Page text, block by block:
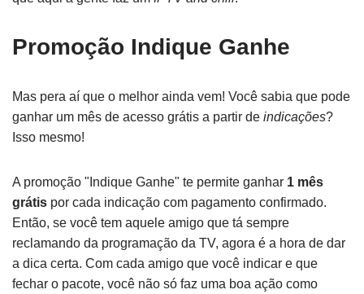
Promoção Indique Ganhe
Mas pera aí que o melhor ainda vem! Você sabia que pode
ganhar um mês de acesso grátis a partir de indicações?
Isso mesmo!
A promoção "Indique Ganhe" te permite ganhar 1 mês
grátis por cada indicação com pagamento confirmado.
Então, se você tem aquele amigo que tá sempre
reclamando da programação da TV, agora é a hora de dar
a dica certa. Com cada amigo que você indicar e que
fechar o pacote, você não só faz uma boa ação como